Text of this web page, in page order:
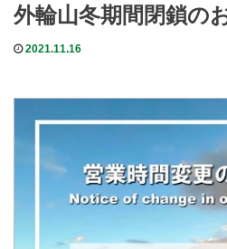
外輪山冬期間閉鎖の
2021.11.16